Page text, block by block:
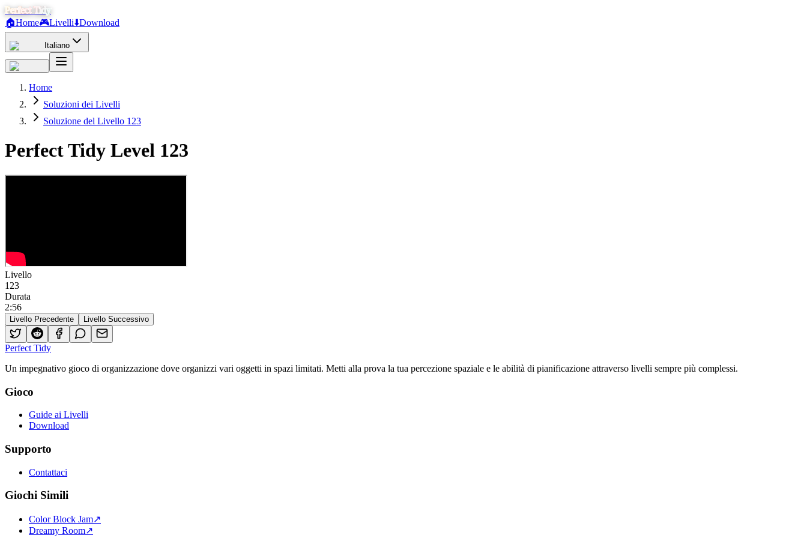
Perfect Tidy
🏠Home🎮Livelli⬇️Download
Italiano
Home
Soluzioni dei Livelli
Soluzione del Livello 123
Perfect Tidy Level 123
Livello
123
Durata
2:56
Livello Precedente Livello Successivo
Perfect Tidy
Un impegnativo gioco di organizzazione dove organizzi vari oggetti in spazi limitati. Metti alla prova la tua percezione spaziale e le abilità di pianificazione attraverso livelli sempre più complessi.
Gioco
Guide ai Livelli
Download
Supporto
Contattaci
Giochi Simili
Color Block Jam↗️
Dreamy Room↗️